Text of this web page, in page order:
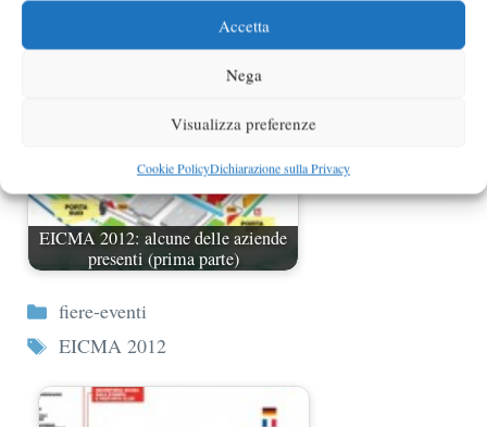
Accetta
Nega
Visualizza preferenze
Cookie PolicyDichiarazione sulla Privacy
EICMA 2012: alcune delle aziende
presenti (prima parte)
Categorie
fiere-eventi
Tag
EICMA 2012